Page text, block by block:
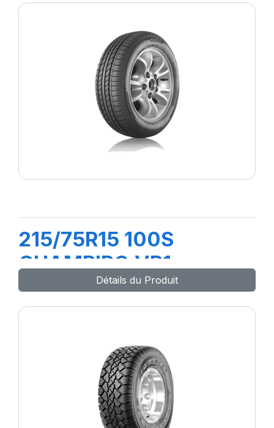
215/75R15 100S
CHAMPIRO VP1
Détails du Produit